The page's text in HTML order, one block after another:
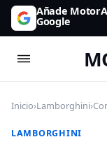
Añade
Google
Inicio›Lamborghini›
LAMBORGHINI